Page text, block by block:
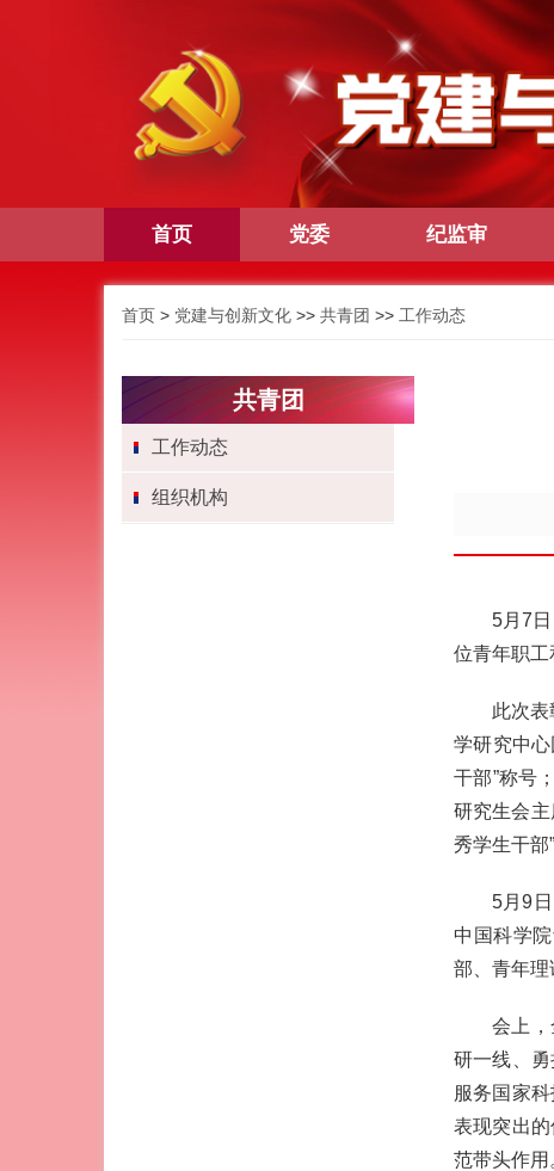
首页 党委 纪监审
首页 > 党建与创新文化 >> 共青团 >> 工作动态
共青团
工作动态
组织机构
5月7
位青年职
此次
学研究中
干部”称号
研究生会
秀学生干部
5月9
中国科学
部、青年
会上
研一线、
服务国家
表现突出
范带头作用